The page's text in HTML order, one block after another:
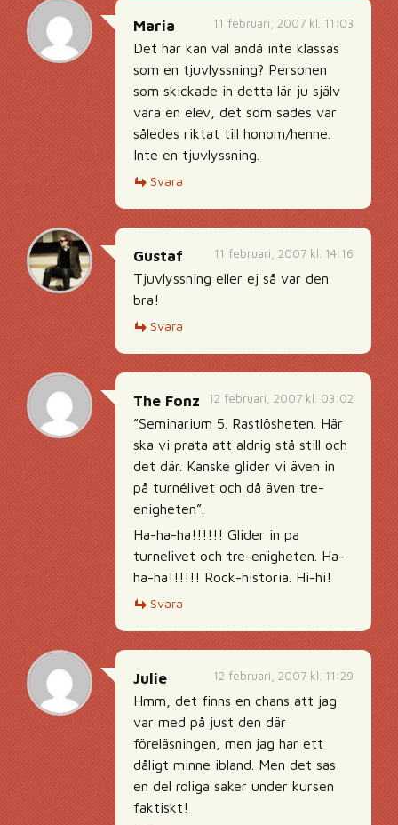
11 februari, 2007 kl. 11:03
Maria
Det här kan väl ändå inte klassas
som en tjuvlyssning? Personen
som skickade in detta lär ju själv
vara en elev, det som sades var
således riktat till honom/henne.
Inte en tjuvlyssning.
Svara
11 februari, 2007 kl. 14:16
Gustaf
Tjuvlyssning eller ej så var den
bra!
Svara
12 februari, 2007 kl. 03:02
The Fonz
”Seminarium 5. Rastlösheten. Här
ska vi prata att aldrig stå still och
det där. Kanske glider vi även in
på turnélivet och då även tre-
enigheten”.
Ha-ha-ha!!!!!! Glider in pa
turnelivet och tre-enigheten. Ha-
ha-ha!!!!!! Rock-historia. Hi-hi!
Svara
12 februari, 2007 kl. 11:29
Julie
Hmm, det finns en chans att jag
var med på just den där
föreläsningen, men jag har ett
dåligt minne ibland. Men det sas
en del roliga saker under kursen
faktiskt!